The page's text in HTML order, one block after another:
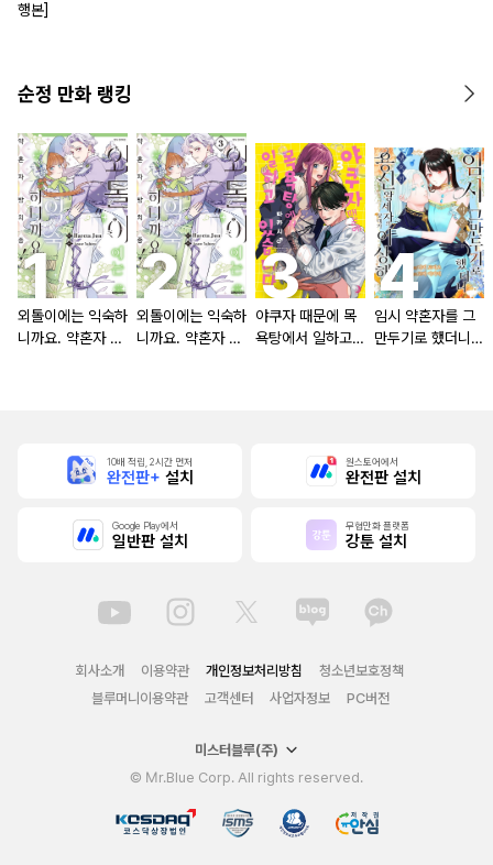
행본]
순정 만화 랭킹
외톨이에는 익숙하
니까요. 약혼자 방
외톨이에는 익숙하
니까요. 약혼자 방
야쿠자 때문에 목
욕탕에서 일하고
임시 약혼자를 그
만두기로 했더니
10배 적립, 2시간 먼저
완전판+ 설치
원스토어에서
완전판 설치
Google Play에서
일반판 설치
무협만화 플랫폼
강툰 설치
회사소개 이용약관 개인정보처리방침
청소년보호정책
블루머니이용약관
고객센터 사업자정보 PC버전
미스터블루(주)
© Mr.Blue Corp. All rights reserved.